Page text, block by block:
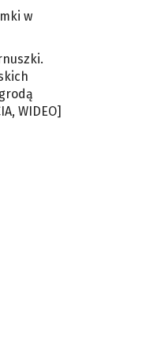
w
WIDEO]